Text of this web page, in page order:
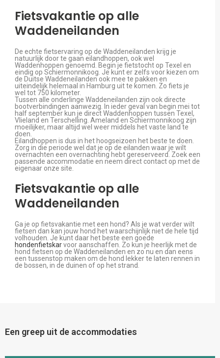
Fietsvakantie op alle
Waddeneilanden
De echte fietservaring op de Waddeneilanden krijg je
natuurlijk door te gaan eilandhoppen, ook wel
Waddenhoppen genoemd. Begin je fietstocht op Texel en
eindig op Schiermonnikoog. Je kunt er zelfs voor kiezen om
de Duitse Waddeneilanden ook mee te pakken en
uiteindelijk helemaal in Hamburg uit te komen. Zo fiets je
wel tot 750 kilometer.
Tussen alle onderlinge Waddeneilanden zijn ook directe
bootverbindingen aanwezig. In ieder geval van begin mei tot
half september kun je direct Waddenhoppen tussen Texel,
Vlieland en Terschelling. Ameland en Schiermonnikoog zijn
moeilijker, maar altijd wel weer middels het vaste land te
doen.
Eilandhoppen is dus in het hoogseizoen het beste te doen.
Zorg in die periode wel dat je op de eilanden waar je wilt
overnachten een overnachting hebt gereserveerd. Zoek een
passende accommodatie en neem direct contact op met de
eigenaar onze site.
Fietsvakantie op alle
Waddeneilanden
Ga je op fietsvakantie met een hond? Als je wat verder wilt
fietsen dan kan jouw hond het waarschijnlijk niet de hele tijd
volhouden. Je kunt daar het beste een goede
hondenfietskarvoor aanschaffen. Zo kun je heerlijk met de
hond fietsen op de Waddeneilanden en zo nu en dan eens
een tussenstop maken om de hond lekker te laten rennen in
de bossen, in de duinen of op het strand.
Een greep uit de accommodaties